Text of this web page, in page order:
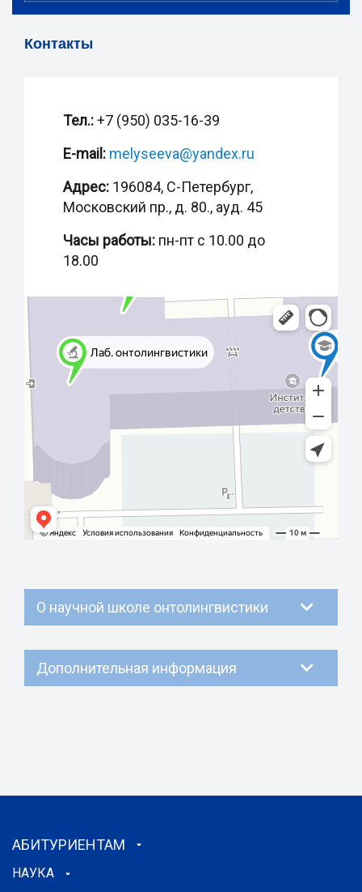
Контакты
Тел.:+7 (950) 035-16-39
E-mail: melyseeva@yandex.ru
Адрес: 196084, С-Петербург,
Московский пр., д. 80., ауд. 45
Часы работы: пн-пт с 10.00 до
18.00
О научной школе онтолингвистики
Дополнительная информация
АБИТУРИЕНТАМ
НАУКА